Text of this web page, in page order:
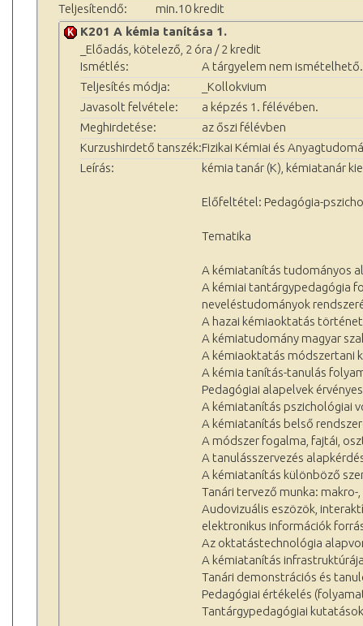
Teljesítendő:
min.10 kredit
K201 A kémia tanítása 1.
_Előadás, kötelező, 2 óra / 2 kredit
Ismétlés:
A tárgyelem nem ismételhető.
Teljesítés módja:
_Kollokvium
Javasolt felvétele:
a képzés 1. félévében.
Meghirdetése:
az őszi félévben
Kurzushirdető tanszék:Fizikai Kémiai és
Leírás:
kémia tanár (K), kémiatanár
Előfeltétel: Pedagógia-
Tematika
A kémiatanítás tudományos
A kémiai tantárgypedagógia
neveléstudományok
A hazai kémiaoktatás
A kémiatudomány magyar
A kémiaoktatás módszertani
A kémia tanítás-tanulás
Pedagógiai alapelvek
A kémiatanítás pszichológiai
A kémiatanítás belső
A módszer fogalma, fajtái,
A tanulásszervezés
A kémiatanítás különböző
Tanári tervező munka:
Audovizuális eszözök,
elektronikus információk
Az oktatástechnológia
A kémiatanítás
Tanári demonstrációs és
Pedagógiai értékelés
Tantárgypedagógiai